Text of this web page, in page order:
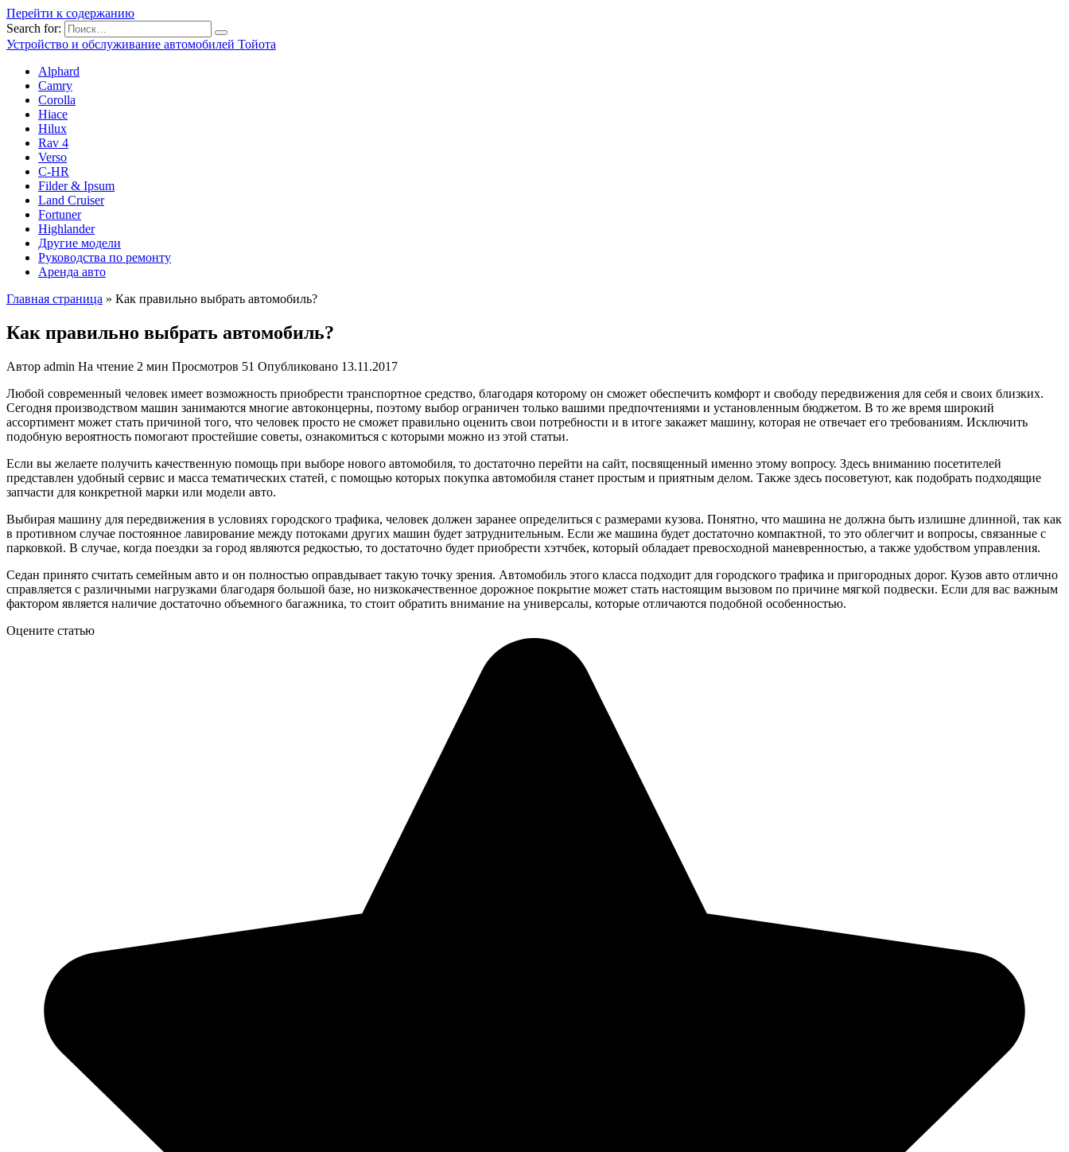
Перейти к содержанию
Search for:
Устройство и обслуживание автомобилей Тойота
Alphard
Camry
Corolla
Hiace
Hilux
Rav 4
Verso
C-HR
Filder & Ipsum
Land Cruiser
Fortuner
Highlander
Другие модели
Руководства по ремонту
Аренда авто
Главная страница » Как правильно выбрать автомобиль?
Как правильно выбрать автомобиль?
Автор admin На чтение 2 мин Просмотров 51 Опубликовано 13.11.2017
Любой современный человек имеет возможность приобрести транспортное средство, благодаря которому он сможет обеспечить комфорт и свободу передвижения для себя и своих близких.
Сегодня производством машин занимаются многие автоконцерны, поэтому выбор ограничен только вашими предпочтениями и установленным бюджетом. В то же время широкий
ассортимент может стать причиной того, что человек просто не сможет правильно оценить свои потребности и в итоге закажет машину, которая не отвечает его требованиям. Исключить
подобную вероятность помогают простейшие советы, ознакомиться с которыми можно из этой статьи.
Если вы желаете получить качественную помощь при выборе нового автомобиля, то достаточно перейти на сайт, посвященный именно этому вопросу. Здесь вниманию посетителей
представлен удобный сервис и масса тематических статей, с помощью которых покупка автомобиля станет простым и приятным делом. Также здесь посоветуют, как подобрать подходящие
запчасти для конкретной марки или модели авто.
Выбирая машину для передвижения в условиях городского трафика, человек должен заранее определиться с размерами кузова. Понятно, что машина не должна быть излишне длинной, так как
в противном случае постоянное лавирование между потоками других машин будет затруднительным. Если же машина будет достаточно компактной, то это облегчит и вопросы, связанные с
парковкой. В случае, когда поездки за город являются редкостью, то достаточно будет приобрести хэтчбек, который обладает превосходной маневренностью, а также удобством управления.
Седан принято считать семейным авто и он полностью оправдывает такую точку зрения. Автомобиль этого класса подходит для городского трафика и пригородных дорог. Кузов авто отлично
справляется с различными нагрузками благодаря большой базе, но низкокачественное дорожное покрытие может стать настоящим вызовом по причине мягкой подвески. Если для вас важным
фактором является наличие достаточно объемного багажника, то стоит обратить внимание на универсалы, которые отличаются подобной особенностью.
Оцените статью